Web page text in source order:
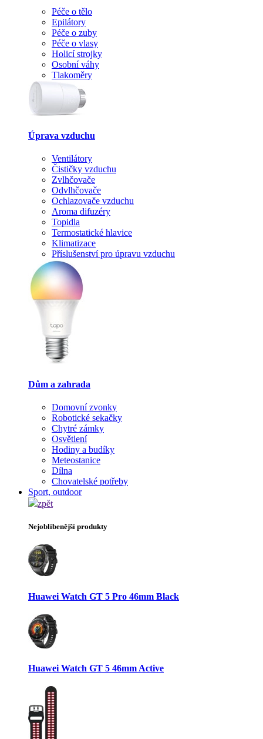
Péče o tělo
Epilátory
Péče o zuby
Péče o vlasy
Holicí strojky
Osobní váhy
Tlakoměry
Úprava vzduchu
Ventilátory
Čističky vzduchu
Zvlhčovače
Odvlhčovače
Ochlazovače vzduchu
Aroma difuzéry
Topidla
Termostatické hlavice
Klimatizace
Příslušenství pro úpravu vzduchu
Dům a zahrada
Domovní zvonky
Robotické sekačky
Chytré zámky
Osvětlení
Hodiny a budíky
Meteostanice
Dílna
Chovatelské potřeby
Sport, outdoor
zpět
Nejoblíbenější produkty
Huawei Watch GT 5 Pro 46mm Black
Huawei Watch GT 5 46mm Active